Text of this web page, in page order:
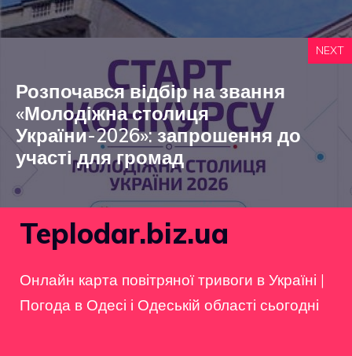
NEXT
Розпочався відбір на звання
«Молодіжна столиця
України-2026»: запрошення до
участі для громад
Teplodar.biz.ua
Онлайн карта повітряної тривоги в Україні |
Погода в Одесі і Одеській області сьогодні